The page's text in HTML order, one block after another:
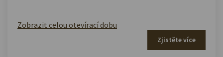
Zobrazit celou otevírací dobu
Zjistěte více